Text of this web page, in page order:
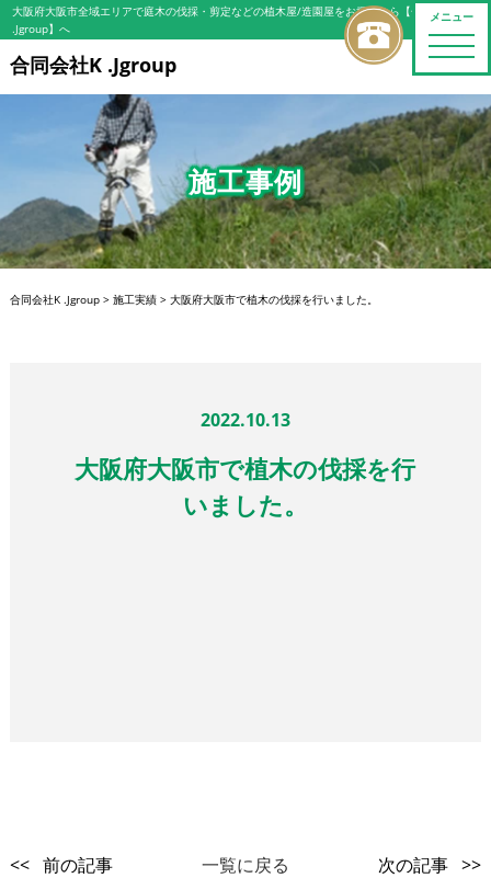
メニュー
toggle
大阪府大阪市全域エリアで庭木の伐採・剪定などの植木屋/造園屋をお探しなら【合同会社K
.Jgroup】へ
合同会社K .Jgroup
施工事例
合同会社K .Jgroup> 施工実績> 大阪府大阪市で植木の伐採を行いました。
2022.10.13
大阪府大阪市で植木の伐採を行
いました。
<< 前の記事 一覧に戻る 次の記事 >>